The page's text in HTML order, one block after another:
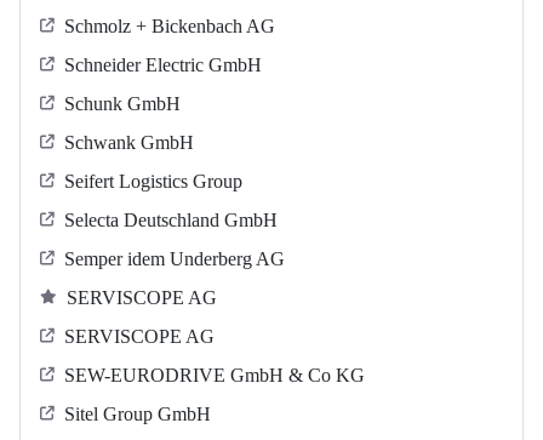
Schmolz + Bickenbach AG
Schneider Electric GmbH
Schunk GmbH
Schwank GmbH
Seifert Logistics Group
Selecta Deutschland GmbH
Semper idem Underberg AG
SERVISCOPE AG
SERVISCOPE AG
SEW-EURODRIVE GmbH & Co KG
Sitel Group GmbH